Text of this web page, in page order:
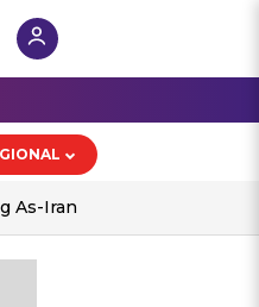
As-Iran